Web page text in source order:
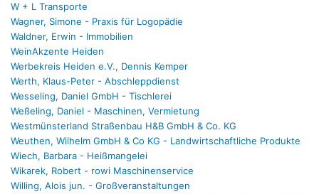
W + L Transporte
Wagner, Simone - Praxis für Logopädie
Waldner, Erwin - Immobilien
WeinAkzente Heiden
Werbekreis Heiden e.V., Dennis Kemper
Werth, Klaus-Peter - Abschleppdienst
Wesseling, Daniel GmbH - Tischlerei
Weßeling, Daniel - Maschinen, Vermietung
Westmünsterland Straßenbau H&B GmbH & Co. KG
Weuthen, Wilhelm GmbH & Co KG - Landwirtschaftliche Produkte
Wiech, Barbara - Heißmangelei
Wikarek, Robert - rowi Maschinenservice
Willing, Alois jun. - Großveranstaltungen